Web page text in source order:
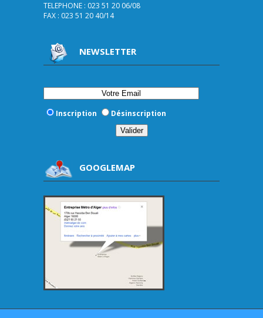
TELEPHONE : 023 51 20 06/08
FAX : 023 51 20 40/14
NEWSLETTER
Inscription Désinscription
GOOGLEMAP